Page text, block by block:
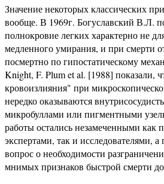
Значение некоторых классических
вообще. В 1969г. Богуславский В.Л.
полнокровие легких характерно не
медленного умирания, и при смерти
посмертно по гипостатическому
Knight, F. Plum et al. [1988] показали,
кровоизлияния" при
нередко оказываются
микробуллами или пигментными
работы остались незамеченными как
экспертами, так и исследователями,
вопрос о необходимости
мнимых признаков быстрой смерти